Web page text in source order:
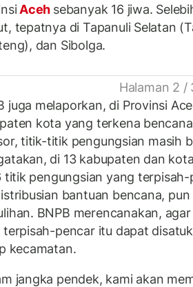
Aceh sebanyak 16 jiwa.
tepatnya di Tapanuli Selatan
dan Sibolga.
Halaman 2 /
juga melaporkan, di Provinsi
kota yang terkena
titik-titik pengungsian masih
di 13 kabupaten dan
titik pengungsian yang
bantuan bencana,
BNPB merencanakan,
terpisah-pencar itu dapat
kecamatan.
jangka pendek, kami akan